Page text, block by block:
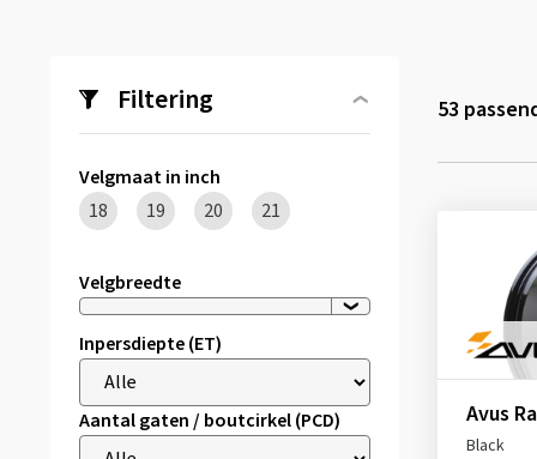
Filtering
Velgmaat in inch
18
19 20 21
Velgbreedte
Inpersdiepte (ET)
Aantal gaten / boutcirkel (PCD)
53
Avus
Black